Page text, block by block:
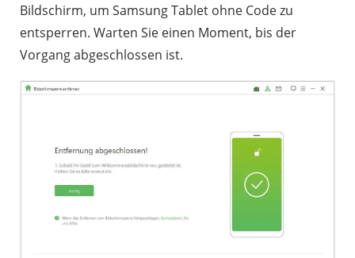
Bildschirm, um Samsung Tablet ohne Code zu
entsperren. Warten Sie einen Moment, bis der
Vorgang abgeschlossen ist.